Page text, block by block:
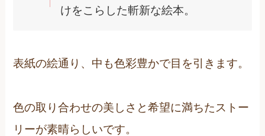
けをこらした斬新な絵本。
表紙の絵通り、中も色彩豊かで目を引きます。
色の取り合わせの美しさと希望に満ちたストー
リーが素晴らしいです。